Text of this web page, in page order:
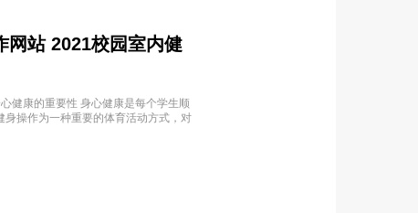
网站 2021校园室内健
健康的重要性 身心健康是每个学生顺
操作为一种重要的体育活动方式，对